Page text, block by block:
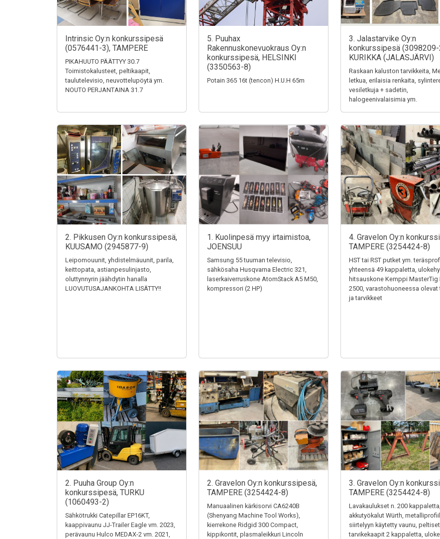
Intrinsic Oy:n konkurssipesä
(0576441-3), TAMPERE
PIKAHUUTO PÄÄTTYY 30.7
Toimistokalusteet, peltikaapit,
taulutelevisio, neuvottelupöytä ym.
NOUTO PERJANTAINA 31.7
5. Puuhax
Rakennuskonevuokraus Oy:n
konkurssipesä, HELSINKI
(3350563-8)
Potain 365 16t (tencon) H.U.H 65m
3. Jalastarvike Oy:n
konkurssipesä (3098209-
KURIKKA (JALASJÄRVI)
Raskaan kaluston tarvikkeita,
letkua, erilaisia renkaita,
vesiletkuja + sadetin,
halogeenivalaisimia ym.
2. Pikkusen Oy:n konkurssipesä,
KUUSAMO (2945877-9)
Leipomouunit, yhdistelmäuunit, parila,
keittopata, astianpesulinjasto,
oluttynnyrin jäähdytin hanalla
LUOVUTUSAJANKOHTA LISÄTTY!!
1. Kuolinpesä myy irtaimistoa,
JOENSUU
Samsung 55 tuuman televisio,
sähkösaha Husqvarna Electric 321,
laserkaiverruskone AtomStack A5 M50,
kompressori (2 HP)
4. Gravelon Oy:n
TAMPERE (3254424-8)
HST tai RST putket ym.
yhteensä 49 kappaletta,
hitsauskone Kemppi MasterTig
2500, varastohuoneessa olevat
ja tarvikkeet
2. Puuha Group Oy:n
konkurssipesä, TURKU
(1060493-2)
Sähkötrukki Catepillar EP16KT,
kaappivaunu JJ-Trailer Eagle vm. 2023,
perävaunu Hulco MEDAX-2 vm. 2021,
2. Gravelon Oy:n konkurssipesä,
TAMPERE (3254424-8)
Manuaalinen kärkisorvi CA6240B
(Shenyang Machine Tool Works),
kierrekone Ridgid 300 Compact,
kippikontit, plasmaleikkuri Lincoln
3. Gravelon Oy:n
TAMPERE (3254424-8)
Lavakaulukset n. 200 kappaletta,
akkutyökalut Würth,
siirtelyyn käytetty vaunu, peltiset
tarvikekaapit 2 kappaletta,